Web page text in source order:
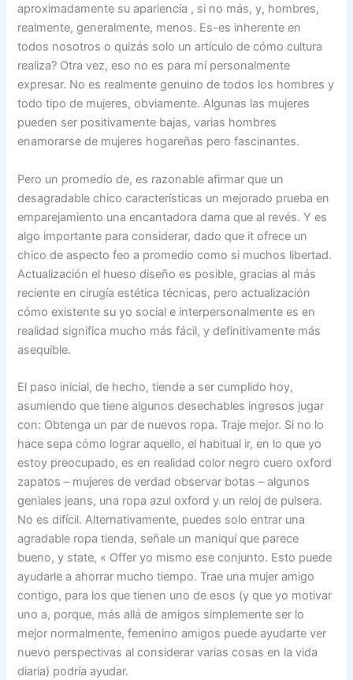
aproximadamente su apariencia , si no más, y, hombres,
realmente, generalmente, menos. Es-es inherente en
todos nosotros o quizás solo un artículo de cómo cultura
realiza? Otra vez, eso no es para mí personalmente
expresar. No es realmente genuino de todos los hombres y
todo tipo de mujeres, obviamente. Algunas las mujeres
pueden ser positivamente bajas, varias hombres
enamorarse de mujeres hogareñas pero fascinantes.
Pero un promedio de, es razonable afirmar que un
desagradable chico características un mejorado prueba en
emparejamiento una encantadora dama que al revés. Y es
algo importante para considerar, dado que it ofrece un
chico de aspecto feo a promedio como si muchos libertad.
Actualización el hueso diseño es posible, gracias al más
reciente en cirugía estética técnicas, pero actualización
cómo existente su yo social e interpersonalmente es en
realidad significa mucho más fácil, y definitivamente más
asequible.
El paso inicial, de hecho, tiende a ser cumplido hoy,
asumiendo que tiene algunos desechables ingresos jugar
con: Obtenga un par de nuevos ropa. Traje mejor. Si no lo
hace sepa cómo lograr aquello, el habitual ir, en lo que yo
estoy preocupado, es en realidad color negro cuero oxford
zapatos – mujeres de verdad observar botas – algunos
geniales jeans, una ropa azul oxford y un reloj de pulsera.
No es difícil. Alternativamente, puedes solo entrar una
agradable ropa tienda, señale un maniquí que parece
bueno, y state, « Offer yo mismo ese conjunto. Esto puede
ayudarle a ahorrar mucho tiempo. Trae una mujer amigo
contigo, para los que tienen uno de esos (y que yo motivar
uno a, porque, más allá de amigos simplemente ser lo
mejor normalmente, femenino amigos puede ayudarte ver
nuevo perspectivas al considerar varias cosas en la vida
diaria) podría ayudar.